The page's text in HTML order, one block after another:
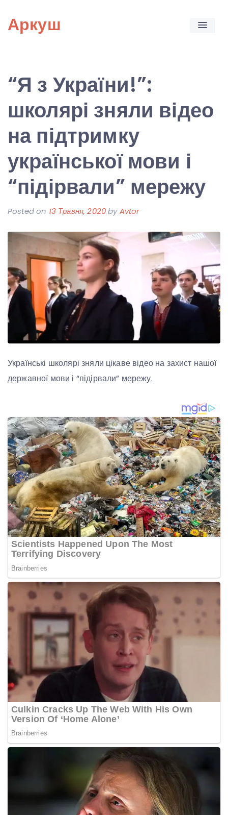
content
Аркуш
“Я з України!”:
школярі зняли відео
на підтримку
української мови і
“підірвали” мережу
Posted on 13 Травня, 2020byAvtor
Українські школярі зняли цікаве відео на захист нашої
державної мови і “підірвали” мережу.